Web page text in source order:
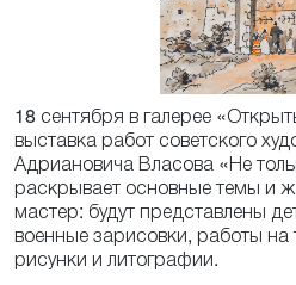
18 сентября в галерее
выставка работ советского
Адриановича Власова «Не
раскрывает основные темы и
мастер: будут представлены
военные зарисовки, работы на
рисунки и литографии.